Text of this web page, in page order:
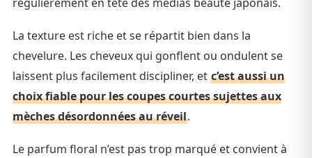
régulièrement en tête des médias beauté japonais.
La texture est riche et se répartit bien dans la
chevelure. Les cheveux qui gonflent ou ondulent se
laissent plus facilement discipliner, et c’est aussi un
choix fiable pour les coupes courtes sujettes aux
mèches désordonnées au réveil.
Le parfum floral n’est pas trop marqué et convient à